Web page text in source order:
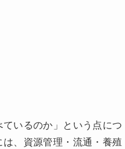
いるのか」という点につ
、資源管理・流通・養殖